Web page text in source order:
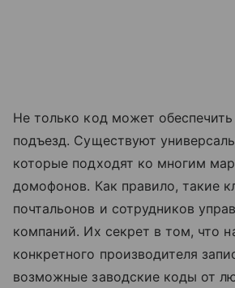
Не только код может
подъезд. Существуют
которые подходят ко многим
домофонов. Как правило, такие
почтальонов и сотрудников
компаний. Их секрет в том, что
конкретного производителя
возможные заводские коды от